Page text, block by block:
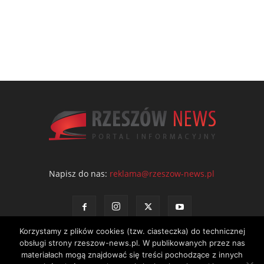
Napisz do nas: reklama@rzeszow-news.pl
Korzystamy z plików cookies (tzw. ciasteczka) do technicznej
obsługi strony rzeszow-news.pl. W publikowanych przez nas
materiałach mogą znajdować się treści pochodzące z innych